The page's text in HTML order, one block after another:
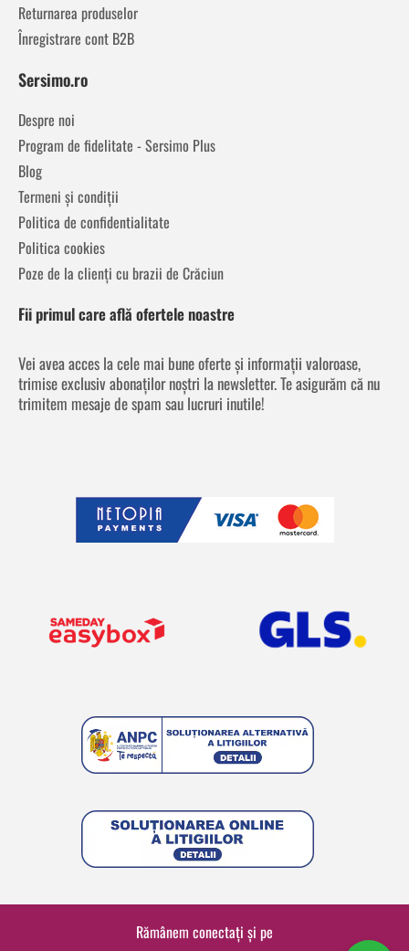
Returnarea produselor
Înregistrare cont B2B
Sersimo.ro
Despre noi
Program de fidelitate - Sersimo Plus
Blog
Termeni și condiții
Politica de confidentialitate
Politica cookies
Poze de la clienți cu brazii de Crăciun
Fii primul care află ofertele noastre
Vei avea acces la cele mai bune oferte și informații valoroase,
trimise exclusiv abonaților noștri la newsletter. Te asigurăm că nu
trimitem mesaje de spam sau lucruri inutile!
Rămânem conectați și pe